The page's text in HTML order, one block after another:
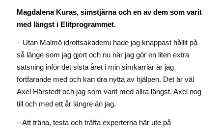
Magdalena Kuras, simstjärna och en av dem som varit
med längst i Elitprogrammet.
– Utan Malmö idrottsakademi hade jag knappast hållit på
så länge som jag gjort och nu när jag gör en liten extra
satsning inför det sista året i min simkarriär är jag
fortfarande med och kan dra nytta av hjälpen. Det är väl
Axel Härstedt och jag som varit med allra längst, Axel nog
till och med ett år längre än jag.
– Att träna, testa och träffa experterna här ute på